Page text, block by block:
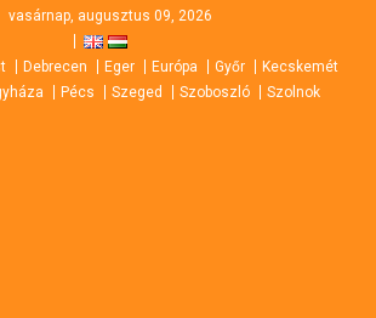
vasárnap, augusztus 09, 2026
Debrecen Eger Európa Győr
Kecskemét
Pécs Szeged Szoboszló Szolnok